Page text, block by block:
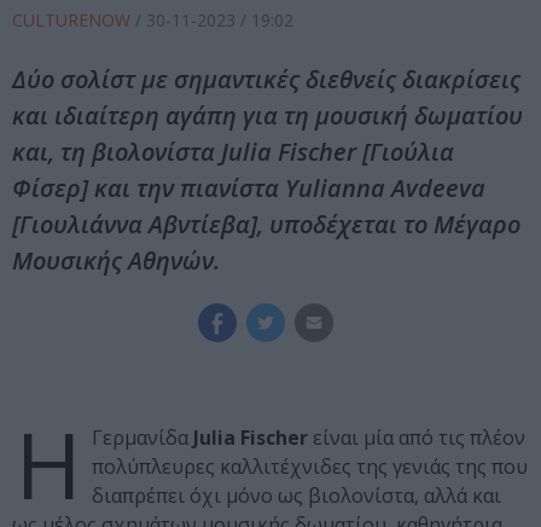
CULTURENOW / 30-11-2023 / 19:02
Δύο σολίστ με σημαντικές διεθνείς διακρίσεις
και ιδιαίτερη αγάπη για τη μουσική δωματίου
και, τη βιολονίστα Julia Fischer [Γιούλια
Φίσερ] και την πιανίστα Yulianna Avdeeva
[Γιουλιάννα Αβντίεβα], υποδέχεται το Μέγαρο
Μουσικής Αθηνών.
Η Γερμανίδα Julia Fischer είναι μία από τις πλέον
πολύπλευρες καλλιτέχνιδες της γενιάς της που
διαπρέπει όχι μόνο ως βιολονίστα, αλλά και